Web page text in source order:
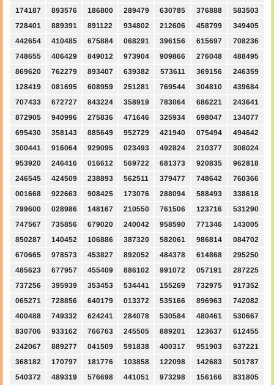
174187
893576 186800 289479 630785 376888
583503
728401
889391 891122 934802 212606 458799
349405
442654
410485 675884 068291 396156 615697
708236
748655
406429 849012 973904 909866 276048
488495
869620
762279 893407 639382 573611 369156
246359
128419
081695 608959 251281 769544 304810
439684
707433
672727 843224 358919 783064 686221
243641
872905
940996 275836 471646 325934 698047
134077
695430
358143 885649 952729 421940 075494
494642
300441
916064 929095 023493 492824 210377
308024
953920
246416 016612 569722 681373 920835
962818
246545
424509 238893 562511 379477 748642
760366
001668
922663 908425 173076 288094 588493
338618
799600
028986 148167 210550 761506 123716
531290
747567
735856 679020 240042 958590 771346
143005
850287
140452 106886 387320 582061 986814
084702
670665
978573 453827 892052 484378 614868
295250
485623
677957 455409 886102 991072 057191
287225
737256
395939 353453 534441 155269 732975
917352
065271
728856 640179 013372 535166 896963
742082
400488
749332 624241 284078 530584 480461
530667
830706
933162 766763 245505 889201 123637
612455
242067
889277 041509 591838 400317 951903
637221
368182
170797 181776 103858 122098 142683
501787
540372
489319 576698 441051 973298 156166
831805